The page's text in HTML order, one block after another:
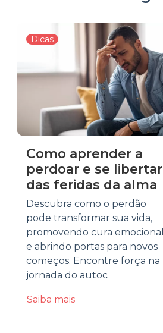
Dicas
Como aprender a
perdoar e se libertar
das feridas da alma
Descubra como o perdão
pode transformar sua vida,
promovendo cura emocional
e abrindo portas para novos
começos. Encontre força na
jornada do autoc
Saiba mais